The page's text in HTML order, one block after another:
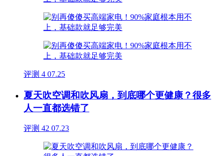
评测 4 07.25
夏天吹空调和吹风扇，到底哪个更健康？很多
人一直都选错了
评测 42 07.23